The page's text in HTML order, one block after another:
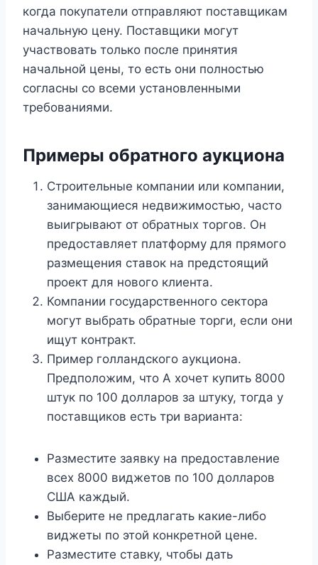
когда покупатели отправляют поставщикам
начальную цену. Поставщики могут
участвовать только после принятия
начальной цены, то есть они полностью
согласны со всеми установленными
требованиями.
Примеры обратного аукциона
Строительные компании или компании,
занимающиеся недвижимостью, часто
выигрывают от обратных торгов. Он
предоставляет платформу для прямого
размещения ставок на предстоящий
проект для нового клиента.
Компании государственного сектора
могут выбрать обратные торги, если они
ищут контракт.
Пример голландского аукциона.
Предположим, что А хочет купить 8000
штук по 100 долларов за штуку, тогда у
поставщиков есть три варианта:
Разместите заявку на предоставление
всех 8000 виджетов по 100 долларов
США каждый.
Выберите не предлагать какие-либо
виджеты по этой конкретной цене.
Разместите ставку, чтобы дать